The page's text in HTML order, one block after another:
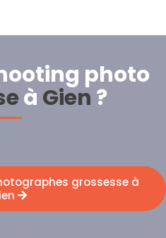
photo
à Gien ?
grossesse à